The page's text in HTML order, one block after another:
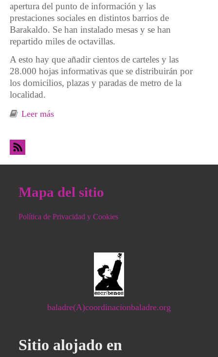
apertura del punto de información y las
prestaciones sociales en distintos barrios de
Barakaldo. Se han instalado mesas y se han
repartido miles de octavillas.
A esto hay que añadir cientos de carteles y las
28.000 hojas informativas que se distribuirán por
los domicilios, plazas y paradas de metro de la
localidad.
Leer más
Mapa del sitio
Política de Privacidad y Cookies
baladre(A)coordinacionbaladre.org
Sitio alojado en